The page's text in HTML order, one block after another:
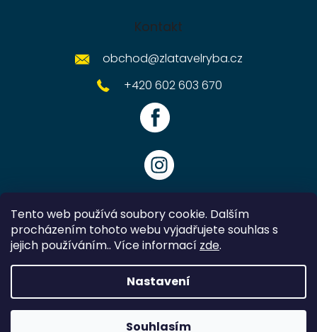
Tento web používá soubory cookie. Dalším
procházením tohoto webu vyjadřujete souhlas s
jejich používáním.. Více informací zde.
Nastavení
Souhlasím
Kontakt
obchod@zlatavelryba.cz
+420 602 603 670
Vytvořil Shoptet
Zlatavelryba.cz. Všechna práva vyhrazena.